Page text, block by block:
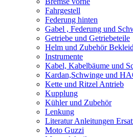
Fahrgestell
Federung hinten
Gabel , Federung und
Getriebe und Getriebeteile
Helm und Zubehör
Instrumente
Kabel, Kabelbäume und
Kardan,Schwinge und
Kette und Ritzel Antrieb
Kupplung
Kühler und Zubehör
Lenkung
Literatur Anleitungen
Moto Guzzi